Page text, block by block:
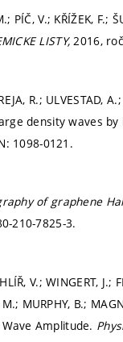
PÍČ, V.; KŘÍŽEK,
LISTY,2016,
R.; ULVESTAD,
density waves
1098-0121.
of graphene
210-7825-3.
V.; WINGERT,
MURPHY, B.;
Amplitude.